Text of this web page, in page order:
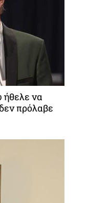
ήθελε να
πρόλαβε